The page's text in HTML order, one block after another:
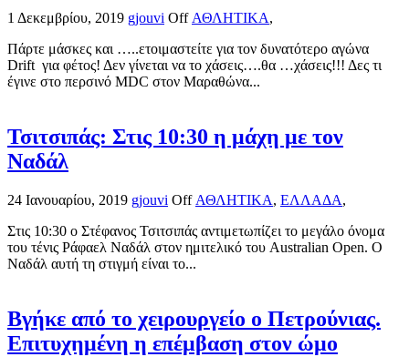
1 Δεκεμβρίου, 2019 gjouvi Off ΑΘΛΗΤΙΚΑ,
Πάρτε μάσκες και …..ετοιμαστείτε για τον δυνατότερο αγώνα
Drift για φέτος! Δεν γίνεται να το χάσεις….θα …χάσεις!!! Δες τι
έγινε στο περσινό MDC στον Μαραθώνα...
Τσιτσιπάς: Στις 10:30 η μάχη με τον
Ναδάλ
24 Ιανουαρίου, 2019 gjouvi Off ΑΘΛΗΤΙΚΑ, ΕΛΛΑΔΑ,
Στις 10:30 ο Στέφανος Τσιτσιπάς αντιμετωπίζει το μεγάλο όνομα
του τένις Ράφαελ Ναδάλ στον ημιτελικό του Australian Open. Ο
Ναδάλ αυτή τη στιγμή είναι το...
Βγήκε από το χειρουργείο ο Πετρούνιας.
Επιτυχημένη η επέμβαση στον ώμο